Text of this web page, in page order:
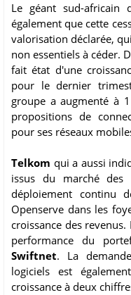
Le géant sud-africain
également que cette
valorisation déclarée,
non essentiels à céder.
fait état d'une
pour le dernier
groupe a augmenté à
propositions de
pour ses réseaux
Telkom qui a aussi
issus du marché des
déploiement continu
Openserve dans les
croissance des
performance du
Swiftnet. La
logiciels est
croissance à deux